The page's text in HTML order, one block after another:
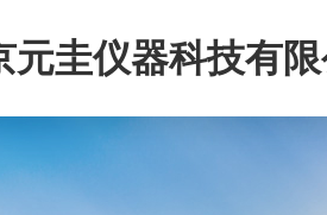
元圭仪器科技有